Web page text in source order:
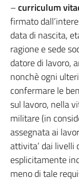
–curriculum
firmato
data di nascita,
ragione e sede
datore di lavoro,
nonchè ogni
confermare le
sul lavoro, nella
militare (in
assegnata ai
attivita’ dai livelli
esplicitamente
meno di tale